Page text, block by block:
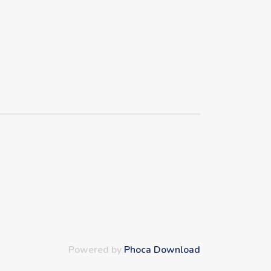
Powered by Phoca Download